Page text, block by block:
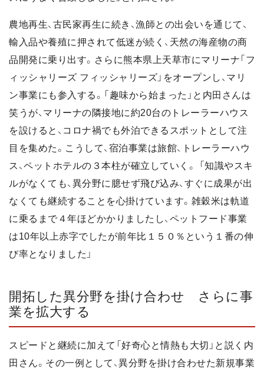
農地再生、古民家再生に続き、漁師との出会いを通じて、
輸入品や養殖に押されて低迷が続く、天然の海産物の商
品開発に乗り出す。さらに熊本県上天草市にマリーナ「フ
ィッシャリーズ フィッシャリーズ」をオープンし、マリ
ン事業にも参入する。「趣味から始まった」と内田さんは
笑うが、マリーナの隣接地に約20台のトレーラーハウス
を設けると、コロナ禍でも外泊できるスポットとして注
目を集めた。こうして、宿泊事業は旅館、トレーラーハウ
ス、ペットホテルの３本柱が確立していく。 「知識やスキ
ルがなくても、異分野に臆せず飛び込み、すぐに成果が出
なくても継続することを心掛けています。雑穀米は軌道
に乗るまで４年ほどかかりましたし、ペットフード事業
は10年以上赤字でしたが前年比１５０％という１番の伸
び率となりました」
開拓した異分野を掛け合わせ さらに事
業を拡大する
スピードと継続に加えて「好奇心と情熱も大切」と説く内
田さん。その一例として、異分野を掛け合わせた新規事業